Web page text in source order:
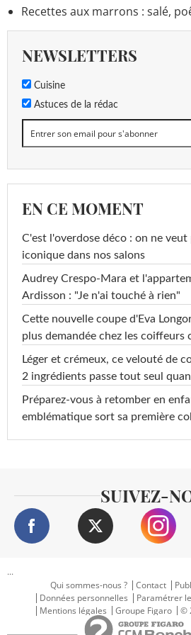
Recettes aux marrons : salé,
NEWSLETTERS
Cuisine
Astuces de la rédac
EN CE MOMENT
C'est l'overdose déco : on ne
iconique dans nos salons
Audrey Crespo-Mara et
Ardisson : "Je n'ai touché à rien"
Cette nouvelle coupe d'Eva
plus demandée chez les coiffeurs
Léger et crémeux, ce velouté de
2 ingrédients passe tout seul
Préparez-vous à retomber en
emblématique sort sa première
SUIVEZ-
...
Qui sommes-nous ?
Contact
Données personnelles
Paramétrer
Mentions légales
Groupe Figaro ©